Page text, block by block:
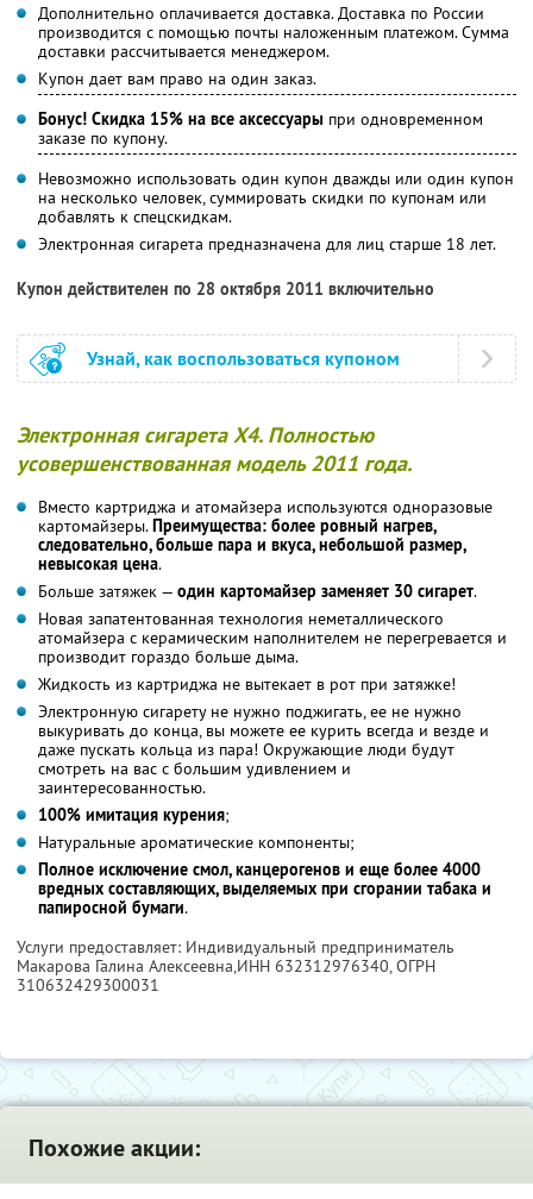
Дополнительно оплачивается доставка. Доставка по России
производится с помощью почты наложенным платежом. Сумма
доставки рассчитывается менеджером.
Купон дает вам право на один заказ.
Бонус! Скидка 15% на все аксессуары при одновременном
заказе по купону.
Невозможно использовать один купон дважды или один купон
на несколько человек, суммировать скидки по купонам или
добавлять к спецскидкам.
Электронная сигарета предназначена для лиц старше 18 лет.
Купон действителен по 28 октября 2011 включительно
Узнай, как воспользоваться купоном
Электронная сигарета Х4. Полностью
усовершенствованная модель 2011 года.
Вместо картриджа и атомайзера используются одноразовые
картомайзеры.Преимущества: более ровный нагрев,
следовательно, больше пара и вкуса, небольшой размер,
невысокая цена.
Больше затяжек — один картомайзер заменяет 30 сигарет.
Новая запатентованная технология неметаллического
атомайзера с керамическим наполнителем не перегревается и
производит гораздо больше дыма.
Жидкость из картриджа не вытекает в рот при затяжке!
Электронную сигарету не нужно поджигать, ее не нужно
выкуривать до конца, вы можете ее курить всегда и везде и
даже пускать кольца из пара! Окружающие люди будут
смотреть на вас с большим удивлением и
заинтересованностью.
100% имитация курения;
Натуральные ароматические компоненты;
Полное исключение смол, канцерогенов и еще более 4000
вредных составляющих, выделяемых при сгорании табака и
папиросной бумаги.
Услуги предоставляет: Индивидуальный предприниматель
Макарова Галина Алексеевна,ИНН 632312976340, ОГРН
310632429300031
Похожие акции: